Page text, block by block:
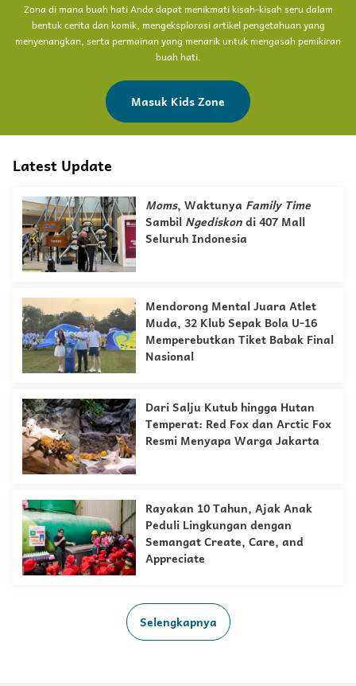
Zona di mana buah hati Anda dapat menikmati kisah-kisah seru dalam
bentuk cerita dan komik, mengeksplorasi artikel pengetahuan yang
menyenangkan, serta permainan yang menarik untuk mengasah pemikiran
buah hati.
Masuk Kids Zone
Latest Update
Moms, Waktunya Family Time
Sambil Ngediskondi 407 Mall
Seluruh Indonesia
Mendorong Mental Juara Atlet
Muda, 32 Klub Sepak Bola U-16
Memperebutkan Tiket Babak Final
Nasional
Dari Salju Kutub hingga Hutan
Temperat: Red Fox dan Arctic Fox
Resmi Menyapa Warga Jakarta
Rayakan 10 Tahun, Ajak Anak
Peduli Lingkungan dengan
Semangat Create, Care, and
Appreciate
Selengkapnya